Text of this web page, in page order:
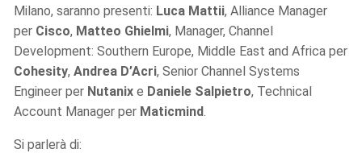
Milano, saranno presenti: Luca Mattii, Alliance Manager
per Cisco, Matteo Ghielmi, Manager, Channel
Development: Southern Europe, Middle East and Africa per
Cohesity, Andrea D’Acri, Senior Channel Systems
Engineer per Nutanixe Daniele Salpietro, Technical
Account Manager per Maticmind.
Si parlerà di: